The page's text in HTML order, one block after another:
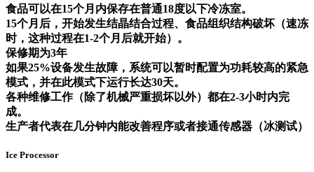
食品可以在15个月内保存在普通18度以下冷冻室。
15个月后，开始发生结晶结合过程、食品组织结构破坏（速冻
时，这种过程在1-2个月后就开始）。
保修期为3年
如果25%设备发生故障，系统可以暂时配置为功耗较高的紧急
模式，并在此模式下运行长达30天。
各种维修工作（除了机械严重损坏以外）都在2-3小时内完
成。
生产者代表在几分钟内能改善程序或者接通传感器（冰测试）
Ice Processor